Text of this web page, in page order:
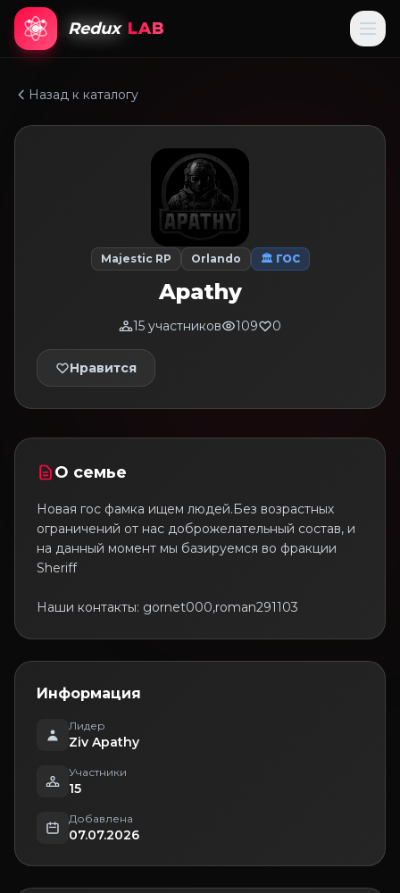
Redux LAB
Назад к каталогу
Majestic RP Orlando 🏛 ГОС
Apathy
15 участников 109 0
Нравится
О семье
Новая гос фамка ищем людей.Без возрастных
ограничений от нас доброжелательный состав, и
на данный момент мы базируемся во фракции
Sheriff
Наши контакты: gornet000,roman291103
Информация
Лидер
Ziv Apathy
Участники
15
Добавлена
07.07.2026